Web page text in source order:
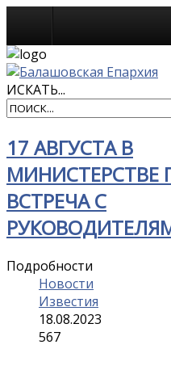
Известия
ИСКАТЬ...
17 АВГУСТА В
МИНИСТЕРСТВЕ
ВСТРЕЧА С
Подробности
Новости
Известия
18.08.2023
567